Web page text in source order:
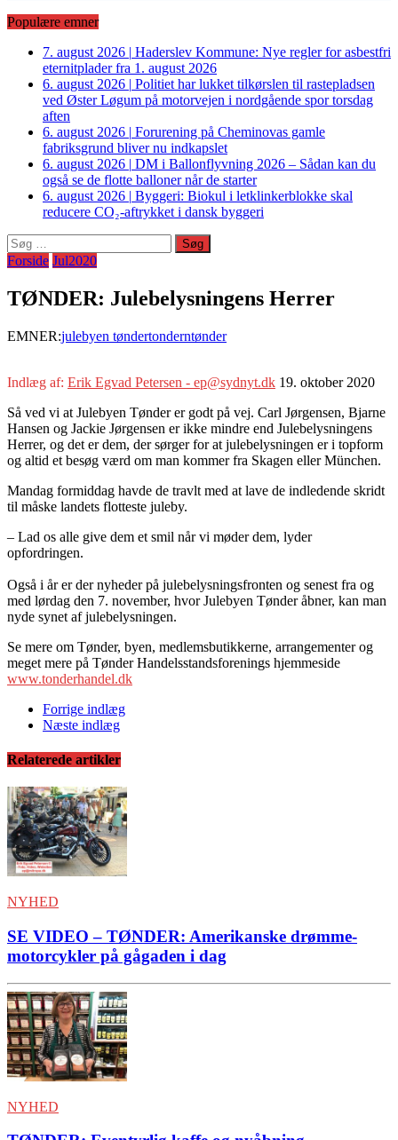
Populære emner
7. august 2026 | Haderslev Kommune: Nye regler for asbestfri
eternitplader fra 1. august 2026
6. august 2026 | Politiet har lukket tilkørslen til rastepladsen
ved Øster Løgum på motorvejen i nordgående spor torsdag
aften
6. august 2026 | Forurening på Cheminovas gamle
fabriksgrund bliver nu indkapslet
6. august 2026 | DM i Ballonflyvning 2026 – Sådan kan du
også se de flotte balloner når de starter
6. august 2026 | Byggeri: Biokul i letklinkerblokke skal
reducere CO₂-aftrykket i dansk byggeri
Søg
efter:
Forside Jul2020
TØNDER: Julebelysningens Herrer
EMNER:julebyen tøndertonderntønder
Indlæg af: Erik Egvad Petersen - ep@sydnyt.dk 19. oktober 2020
Så ved vi at Julebyen Tønder er godt på vej. Carl Jørgensen, Bjarne
Hansen og Jackie Jørgensen er ikke mindre end Julebelysningens
Herrer, og det er dem, der sørger for at julebelysningen er i topform
og altid et besøg værd om man kommer fra Skagen eller München.
Mandag formiddag havde de travlt med at lave de indledende skridt
til måske landets flotteste juleby.
– Lad os alle give dem et smil når vi møder dem, lyder
opfordringen.
Også i år er der nyheder på julebelysningsfronten og senest fra og
med lørdag den 7. november, hvor Julebyen Tønder åbner, kan man
nyde synet af julebelysningen.
Se mere om Tønder, byen, medlemsbutikkerne, arrangementer og
meget mere på Tønder Handelsstandsforenings hjemmeside
www.tonderhandel.dk
Forrige indlæg
Næste indlæg
Relaterede artikler
NYHED
SE VIDEO – TØNDER: Amerikanske drømme-
motorcykler på gågaden i dag
NYHED